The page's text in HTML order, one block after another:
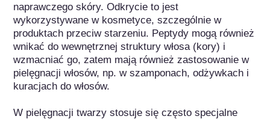
naprawczego skóry. Odkrycie to jest
wykorzystywane w kosmetyce, szczególnie w
produktach przeciw starzeniu. Peptydy mogą również
wnikać do wewnętrznej struktury włosa (kory) i
wzmacniać go, zatem mają również zastosowanie w
pielęgnacji włosów, np. w szamponach, odżywkach i
kuracjach do włosów.
W pielęgnacji twarzy stosuje się często specjalne